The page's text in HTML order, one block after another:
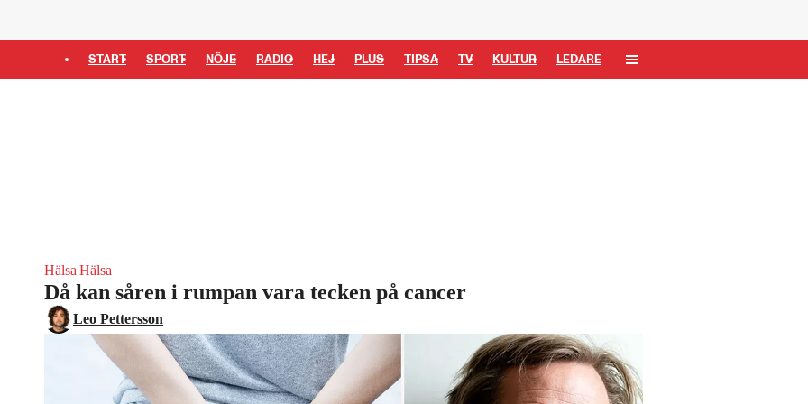
START SPORT NÖJE RADIO HEJ PLUS TIPSA TV KULTUR LEDARE
Hälsa|Hälsa
Då kan såren i rumpan vara tecken på cancer
Leo Pettersson